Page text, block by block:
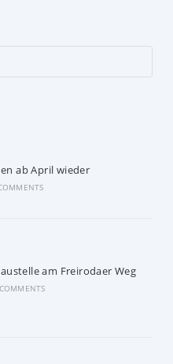
ab April wieder
am Freirodaer Weg